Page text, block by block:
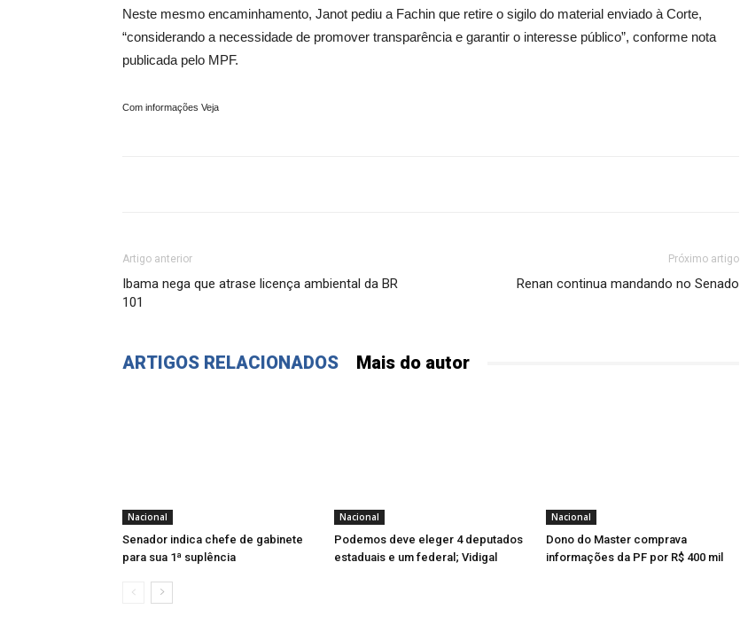
Neste mesmo encaminhamento, Janot pediu a Fachin que retire o sigilo do material enviado à Corte,
“considerando a necessidade de promover transparência e garantir o interesse público”, conforme nota
publicada pelo MPF.
Com informações Veja
Artigo anterior
Ibama nega que atrase licença ambiental da BR
101
Próximo artigo
Renan continua mandando no Senado
ARTIGOS RELACIONADOS Mais do autor
Nacional
Senador indica chefe de gabinete
para sua 1ª suplência
Nacional
Podemos deve eleger 4 deputados
estaduais e um federal; Vidigal
Nacional
Dono do Master comprava
informações da PF por R$ 400 mil